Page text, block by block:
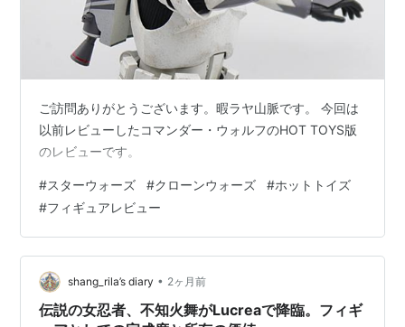
ご訪問ありがとうございます。暇ラヤ山脈です。 今回は
以前レビューしたコマンダー・ウォルフのHOT TOYS版
のレビューです。
#スターウォーズ #クローンウォーズ #ホットトイズ
#フィギュアレビュー
shang_rila’s diary • 2ヶ月前
伝説の女忍者、不知火舞がLucreaで降臨。フィギ